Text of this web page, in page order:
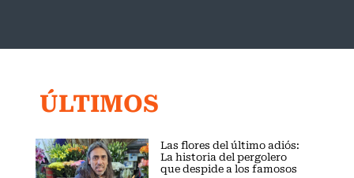
ÚLTIMOS
Las flores del último adiós:
La historia del pergolero
que despide a los famosos